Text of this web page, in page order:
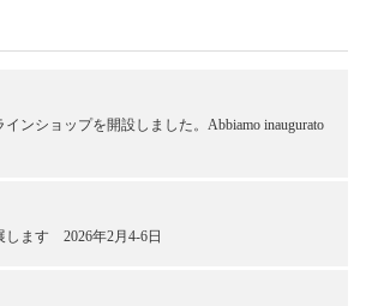
ンショップを開設しました。Abbiamo inaugurato
します 2026年2月4-6日